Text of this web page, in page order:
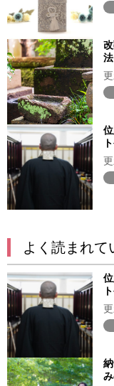
よく読まれて